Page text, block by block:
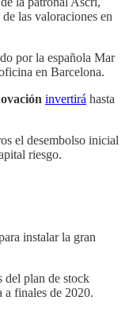
las valoraciones en
por la española Mar
en Barcelona.
invertirá hasta
el desembolso inicial
riesgo.
instalar la gran
del plan de stock
a finales de 2020.